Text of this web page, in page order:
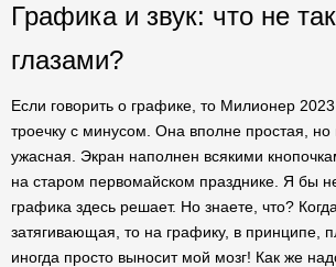
Графика и звук: что не
глазами?
Если говорить о графике, то Милионер
троечку с минусом. Она вполне простая, но
ужасная. Экран наполнен всякими
на старом первомайском празднике. Я бы
графика здесь решает. Но знаете, что?
затягивающая, то на графику, в принципе,
иногда просто выносит мой мозг! Как же